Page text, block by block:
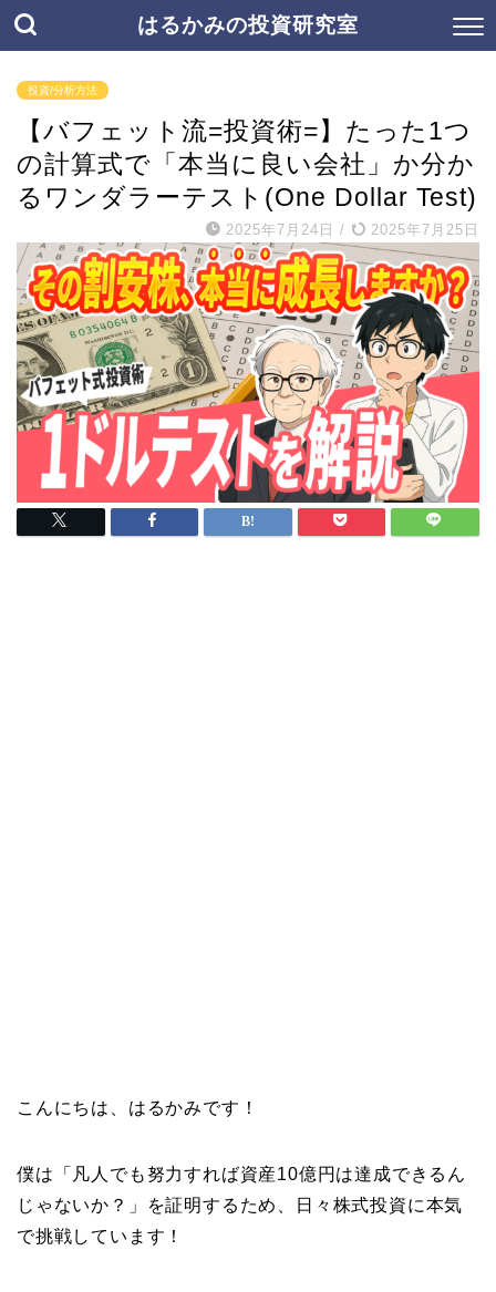
はるかみの投資研究室
投資/分析方法
【バフェット流=投資術=】たった1つ
の計算式で「本当に良い会社」か分か
るワンダラーテスト(One Dollar Test)
2025年7月24日 / 2025年7月25日
こんにちは、はるかみです！
僕は「凡人でも努力すれば資産10億円は達成できるん
じゃないか？」を証明するため、日々株式投資に本気
で挑戦しています！